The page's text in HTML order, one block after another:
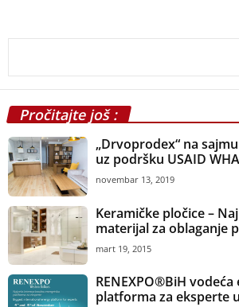
Pročitajte još :
„Drvoprodex“ na
uz podršku USAID
novembar 13, 2019
Keramičke pločice –
materijal za oblaganje
mart 19, 2015
RENEXPO®BiH
platforma za eksperte